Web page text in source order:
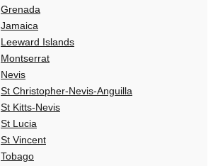
Grenada
Jamaica
Leeward Islands
Montserrat
Nevis
St Christopher-Nevis-Anguilla
St Kitts-Nevis
St Lucia
St Vincent
Tobago